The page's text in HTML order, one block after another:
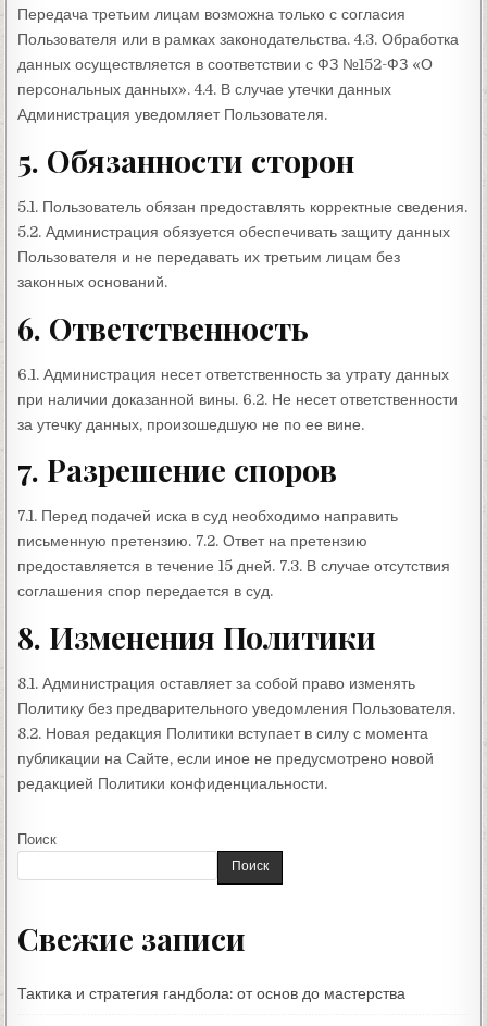
Передача третьим лицам возможна только с согласия
Пользователя или в рамках законодательства. 4.3. Обработка
данных осуществляется в соответствии с ФЗ №152-ФЗ «О
персональных данных». 4.4. В случае утечки данных
Администрация уведомляет Пользователя.
5. Обязанности сторон
5.1. Пользователь обязан предоставлять корректные сведения.
5.2. Администрация обязуется обеспечивать защиту данных
Пользователя и не передавать их третьим лицам без
законных оснований.
6. Ответственность
6.1. Администрация несет ответственность за утрату данных
при наличии доказанной вины. 6.2. Не несет ответственности
за утечку данных, произошедшую не по ее вине.
7. Разрешение споров
7.1. Перед подачей иска в суд необходимо направить
письменную претензию. 7.2. Ответ на претензию
предоставляется в течение 15 дней. 7.3. В случае отсутствия
соглашения спор передается в суд.
8. Изменения Политики
8.1. Администрация оставляет за собой право изменять
Политику без предварительного уведомления Пользователя.
8.2. Новая редакция Политики вступает в силу с момента
публикации на Сайте, если иное не предусмотрено новой
редакцией Политики конфиденциальности.
Поиск
Поиск
Свежие записи
Тактика и стратегия гандбола: от основ до мастерства